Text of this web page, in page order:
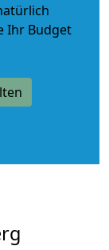
Ihr Budget